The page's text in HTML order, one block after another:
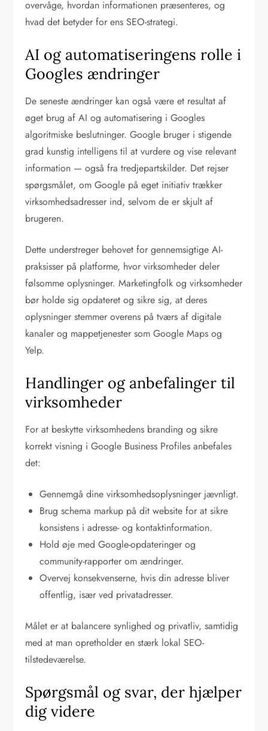
overvåge, hvordan informationen præsenteres, og
hvad det betyder for ens SEO-strategi.
AI og automatiseringens rolle i
Googles ændringer
De seneste ændringer kan også være et resultat af
øget brug af AI og automatisering i Googles
algoritmiske beslutninger. Google bruger i stigende
grad kunstig intelligens til at vurdere og vise relevant
information — også fra tredjepartskilder. Det rejser
spørgsmålet, om Google på eget initiativ trækker
virksomhedsadresser ind, selvom de er skjult af
brugeren.
Dette understreger behovet for gennemsigtige AI-
praksisser på platforme, hvor virksomheder deler
følsomme oplysninger. Marketingfolk og virksomheder
bør holde sig opdateret og sikre sig, at deres
oplysninger stemmer overens på tværs af digitale
kanaler og mappetjenester som Google Maps og
Yelp.
Handlinger og anbefalinger til
virksomheder
For at beskytte virksomhedens branding og sikre
korrekt visning i Google Business Profiles anbefales
det:
Gennemgå dine virksomhedsoplysninger jævnligt.
Brug schema markup på dit website for at sikre
konsistens i adresse- og kontaktinformation.
Hold øje med Google-opdateringer og
community-rapporter om ændringer.
Overvej konsekvenserne, hvis din adresse bliver
offentlig, især ved privatadresser.
Målet er at balancere synlighed og privatliv, samtidig
med at man opretholder en stærk lokal SEO-
tilstedeværelse.
Spørgsmål og svar, der hjælper
dig videre